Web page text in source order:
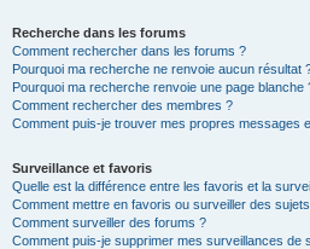
Recherche dans les forums
Comment rechercher dans les forums ?
Pourquoi ma recherche ne renvoie aucun résultat
Pourquoi ma recherche renvoie une page blanche
Comment rechercher des membres ?
Comment puis-je trouver mes propres messages
Surveillance et favoris
Quelle est la différence entre les favoris et la
Comment mettre en favoris ou surveiller des
Comment surveiller des forums ?
Comment puis-je supprimer mes surveillances de